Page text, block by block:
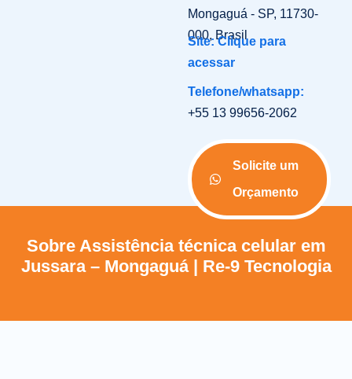
Mongaguá - SP, 11730-
000, Brasil
Site: Clique para
acessar
Telefone/whatsapp:
+55 13 99656-2062
Solicite um
Orçamento
Sobre Assistência técnica celular em
Jussara – Mongaguá | Re-9 Tecnologia